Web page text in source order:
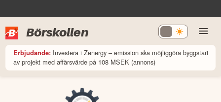
Börskollen
Erbjudande: Investera i Zenergy – emission ska möjliggöra byggstart
av projekt med affärsvärde på 108 MSEK (annons)